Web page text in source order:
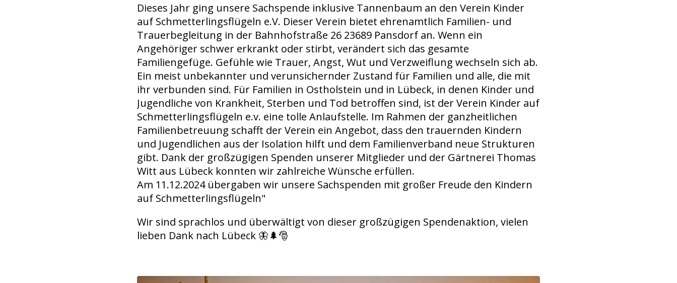
Dieses Jahr ging unsere Sachspende inklusive Tannenbaum an den Verein Kinder
auf Schmetterlingsflügeln e.V. Dieser Verein bietet ehrenamtlich Familien- und
Trauerbegleitung in der Bahnhofstraße 26 23689 Pansdorf an. Wenn ein
Angehöriger schwer erkrankt oder stirbt, verändert sich das gesamte
Familiengefüge. Gefühle wie Trauer, Angst, Wut und Verzweiflung wechseln sich ab.
Ein meist unbekannter und verunsichernder Zustand für Familien und alle, die mit
ihr verbunden sind. Für Familien in Ostholstein und in Lübeck, in denen Kinder und
Jugendliche von Krankheit, Sterben und Tod betroffen sind, ist der Verein Kinder auf
Schmetterlingsflügeln e.v. eine tolle Anlaufstelle. Im Rahmen der ganzheitlichen
Familienbetreuung schafft der Verein ein Angebot, dass den trauernden Kindern
und Jugendlichen aus der Isolation hilft und dem Familienverband neue Strukturen
gibt. Dank der großzügigen Spenden unserer Mitglieder und der Gärtnerei Thomas
Witt aus Lübeck konnten wir zahlreiche Wünsche erfüllen.
Am 11.12.2024 übergaben wir unsere Sachspenden mit großer Freude den Kindern
auf Schmetterlingsflügeln"
Wir sind sprachlos und überwältigt von dieser großzügigen Spendenaktion, vielen
lieben Dank nach Lübeck 🦋🌲🎅